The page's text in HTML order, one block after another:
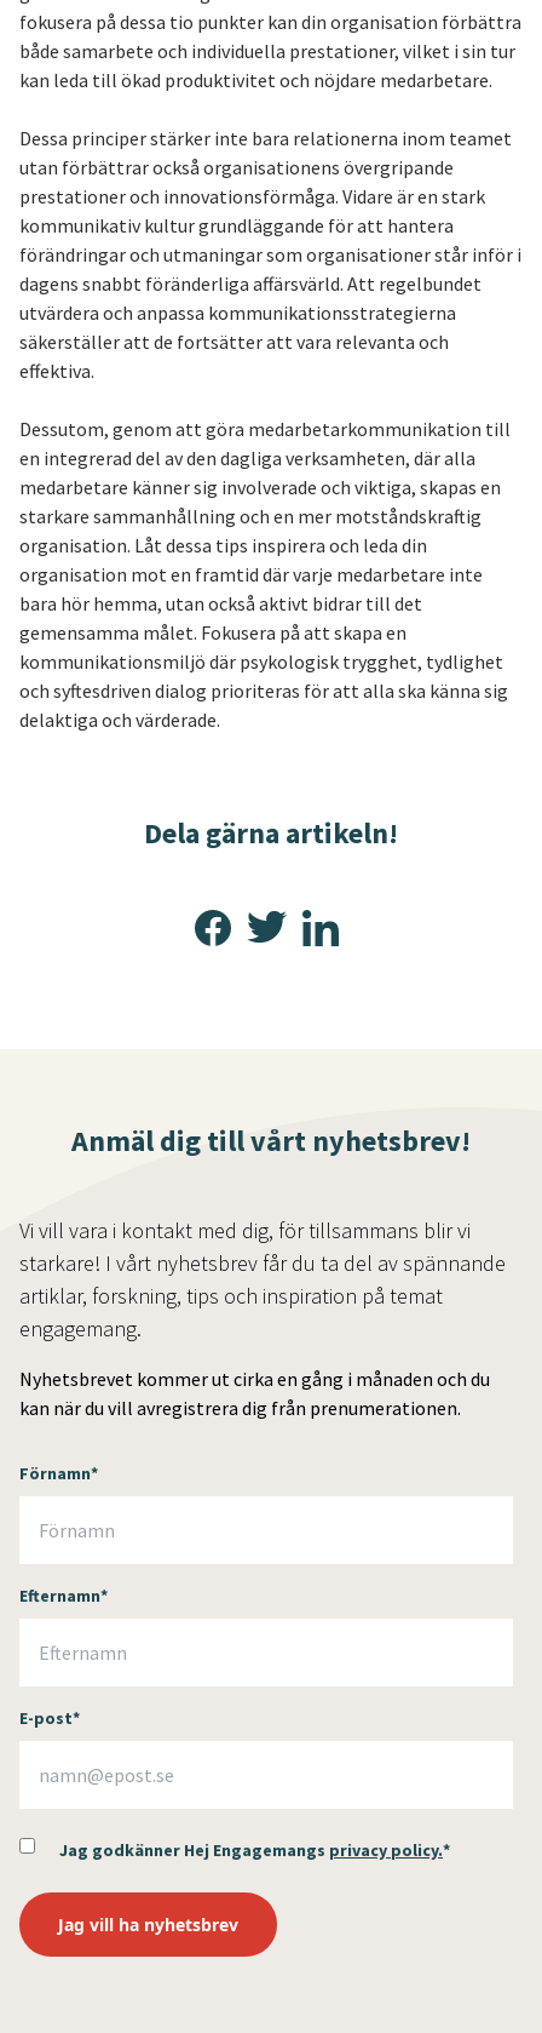
fokusera på dessa tio punkter kan din organisation förbättra
både samarbete och individuella prestationer, vilket i sin tur
kan leda till ökad produktivitet och nöjdare medarbetare.
Dessa principer stärker inte bara relationerna inom teamet
utan förbättrar också organisationens övergripande
prestationer och innovationsförmåga. Vidare är en stark
kommunikativ kultur grundläggande för att hantera
förändringar och utmaningar som organisationer står inför i
dagens snabbt föränderliga affärsvärld. Att regelbundet
utvärdera och anpassa kommunikationsstrategierna
säkerställer att de fortsätter att vara relevanta och
effektiva.
Dessutom, genom att göra medarbetarkommunikation till
en integrerad del av den dagliga verksamheten, där alla
medarbetare känner sig involverade och viktiga, skapas en
starkare sammanhållning och en mer motståndskraftig
organisation. Låt dessa tips inspirera och leda din
organisation mot en framtid där varje medarbetare inte
bara hör hemma, utan också aktivt bidrar till det
gemensamma målet. Fokusera på att skapa en
kommunikationsmiljö där psykologisk trygghet, tydlighet
och syftesdriven dialog prioriteras för att alla ska känna sig
delaktiga och värderade.
Dela gärna artikeln!
Anmäl dig till vårt nyhetsbrev!
Vi vill vara i kontakt med dig, för tillsammans blir vi
starkare! I vårt nyhetsbrev får du ta del av spännande
artiklar, forskning, tips och inspiration på temat
engagemang.
Nyhetsbrevet kommer ut cirka en gång i månaden och du
kan när du vill avregistrera dig från prenumerationen.
Förnamn*
Efternamn*
E-post*
Jag godkänner Hej Engagemangs privacy policy.*